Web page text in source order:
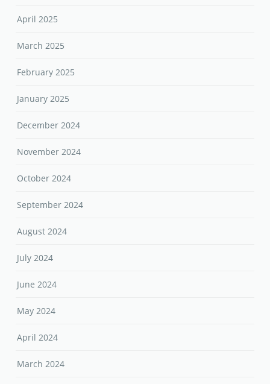
April 2025
March 2025
February 2025
January 2025
December 2024
November 2024
October 2024
September 2024
August 2024
July 2024
June 2024
May 2024
April 2024
March 2024